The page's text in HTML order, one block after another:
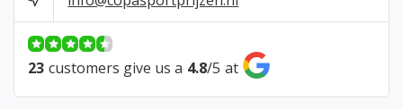
23 customers give us a 4.8/5 at